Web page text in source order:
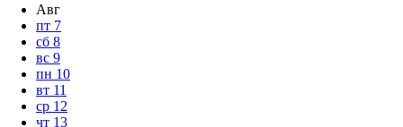
Авг
пт 7
сб 8
вс 9
пн 10
вт 11
ср 12
чт 13